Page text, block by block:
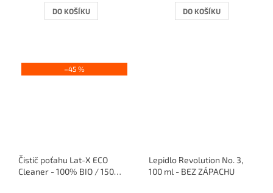
DO KOŠÍKU DO KOŠÍKU
–45 %
Čistič poťahu Lat-X ECO
Cleaner - 100% BIO / 150ml
Lepidlo Revolution No. 3,
100 ml - BEZ ZÁPACHU